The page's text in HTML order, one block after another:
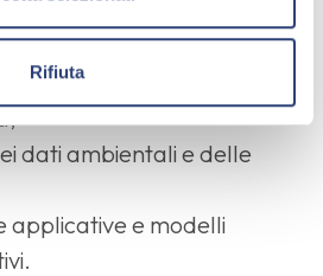
Rifiuta
dei flussi
errori e delle non
dati ambientali e delle
applicative e modelli